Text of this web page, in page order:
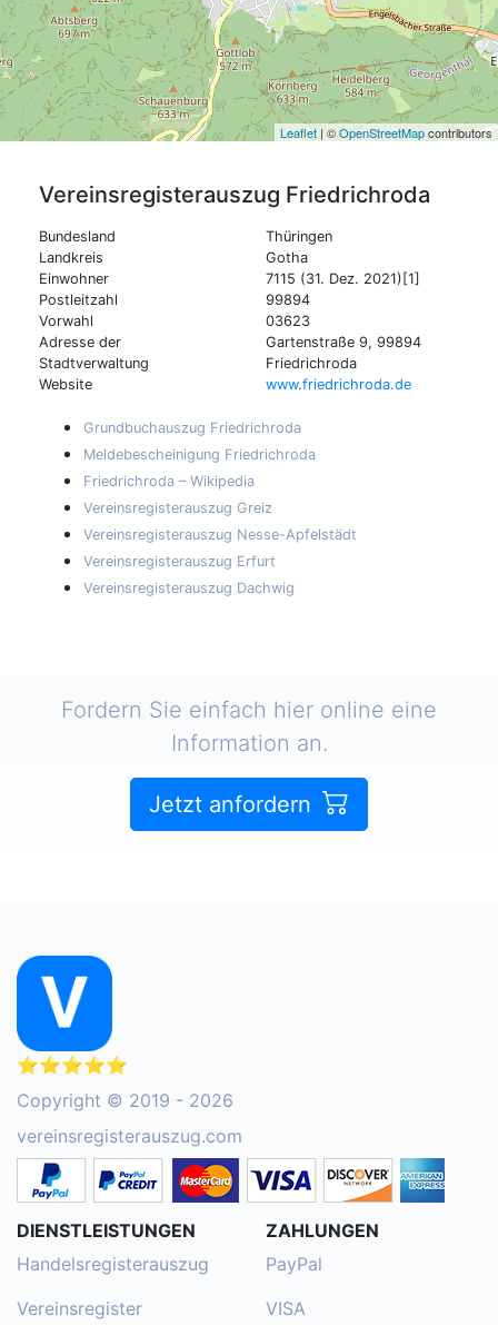
Leaflet| ©OpenStreetMapcontributors
Vereinsregisterauszug Friedrichroda
Bundesland
Thüringen
Landkreis
Gotha
Einwohner
7115 (31. Dez. 2021)[1]
Postleitzahl
99894
Vorwahl
03623
Adresse der
Stadtverwaltung
Gartenstraße 9, 99894
Friedrichroda
Website
www.friedrichroda.de
Grundbuchauszug Friedrichroda
Meldebescheinigung Friedrichroda
Friedrichroda – Wikipedia
Vereinsregisterauszug Greiz
Vereinsregisterauszug Nesse-Apfelstädt
Vereinsregisterauszug Erfurt
Vereinsregisterauszug Dachwig
Fordern Sie einfach hier online eine
Information an.
Jetzt anfordern
⭐⭐⭐⭐⭐
Copyright © 2019 - 2026
vereinsregisterauszug.com
DIENSTLEISTUNGEN
Handelsregisterauszug
Vereinsregister
ZAHLUNGEN
PayPal
VISA